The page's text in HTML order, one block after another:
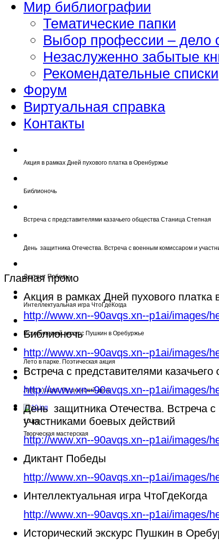
Мир библиографии
Тематические папки
Выбор профессии – дело
Незаслуженно забытые
Рекомендательные списки
Форум
Виртуальная справка
Контакты
Акция в рамках Дней пухового платка в Оренбуржье
Библионочь
Встреча с представителями казачьего общества Станица Степная
День защитника Отечества. Встреча с военным комиссаром и
Диктант Победы
Интеллектуальная игра ЧтоГдеКогда
Исторический экскурс Пушкин в Оребуржье
Лето в парке. Поэтическая акция
Лето в парке. Пушкинский день
10.jpg
Творческая мастерская
Главная промо
Акция в рамках Дней пухового платка
http://www.xn--90avqs.xn--p1ai/images/
Библионочь
http://www.xn--90avqs.xn--p1ai/images/
Встреча с представителями
http://www.xn--90avqs.xn--p1ai/images/
День защитника Отечества. Встреча
участниками боевых действий
http://www.xn--90avqs.xn--p1ai/images/
Диктант Победы
http://www.xn--90avqs.xn--p1ai/images/
Интеллектуальная игра ЧтоГдеКогда
http://www.xn--90avqs.xn--p1ai/images/
Исторический экскурс Пушкин в